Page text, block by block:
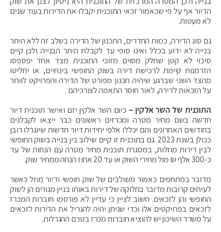
הדיור אף על פי שכאמור זכאי התוכנית יקבלו את הדירות בעוד שנים
לא מעטות.
גם סוג הדירה, כמות החדרים, התכנון של הדירה בשלב זה ללא היתר
בנייה לא ידוע בכלל ואינו סופי עד לקבלת היתר הבנייה ולכן קיים
סיכוי לא קטן שחלק מסוים מזוכי התוכנית מצד אחד יפספסו
הזדמנות קיימת לרכישת דירה בשוק החופשי בינתיים, או יחליטו
מהצד השני שברגע שיהיה תכנון מפורט של הדירה והפרויקט לוותר
על הזכאות לדירה, לאור חוסר התאמה לצורכיהם .
התוכנית של השר אלקין – כיום השר אלקין יזם ואישר תוכנית דיור
חדשה בשם מחיר מטרה ומכרזים ראשונים כבר ייצאו לקבלנים
בחודשים האחרונים והם יכללו אלפי יחידות דיור חדשות שיוגרלו רובן
ככולן בשנת 2023 .גם בתוכנית זו קיים שילוב בין בנייה בשוק החופשי
לבין דירות מוזלות, במסגרת תוכנית מחיר מטרה עם הנחות של עד
כ-300 אלף ₪ מול מחירי השוק או עד 20 אחוז הנחה ממחיר שוק.
מדובר במתחמים כאמור משולבים של שוק חופשי ודיור מוזל כאשר
לעיתים קרובות מדובר בחלוקה של דירות באותו בניין מגורים הן לשוק
החופשי והן לזכאים. חשוב לציין כי עדיין לא פורסמו חוברות המכרז
לזכאים בפרויקטים אלו וכדי שניתן יהיה להגריל את הדירות לזכאים
על משרד השיכון יש להוציא חוברות מכרז בטרם ההגרלות.